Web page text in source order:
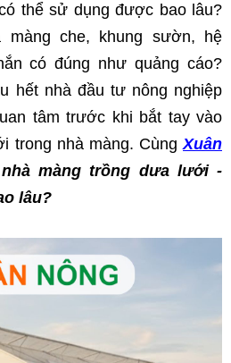
thể sử dụng được bao lâu?
che, khung sườn, hệ
có đúng như quảng cáo?
hết nhà đầu tư nông nghiệp
tâm trước khi bắt tay vào
trong nhà màng. Cùng Xuân
nhà màng trồng dưa lưới -
lâu?